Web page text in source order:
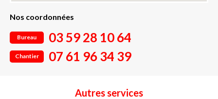
Nos coordonnées
Bureau 03 59 28 10 64
Chantier 07 61 96 34 39
Autres services